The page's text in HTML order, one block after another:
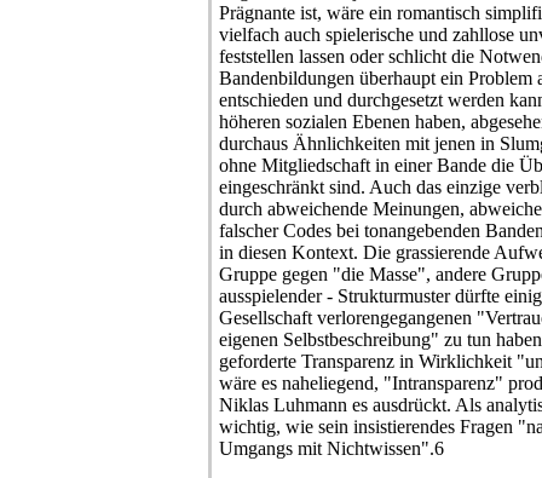
Prägnante ist, wäre ein romantisch
vielfach auch spielerische und zahllose
feststellen lassen oder schlicht die
Bandenbildungen überhaupt ein Problem
entschieden und durchgesetzt werden
höheren sozialen Ebenen haben,
durchaus Ähnlichkeiten mit jenen in
ohne Mitgliedschaft in einer Bande die
eingeschränkt sind. Auch das einzige
durch abweichende Meinungen,
falscher Codes bei tonangebenden
in diesen Kontext. Die grassierende
Gruppe gegen "die Masse", andere
ausspielender - Strukturmuster dürfte
Gesellschaft verlorengegangenen
eigenen Selbstbeschreibung" zu tun
geforderte Transparenz in Wirklichkeit
wäre es naheliegend, "Intransparenz"
Niklas Luhmann es ausdrückt. Als
wichtig, wie sein insistierendes Fragen
Umgangs mit Nichtwissen".6